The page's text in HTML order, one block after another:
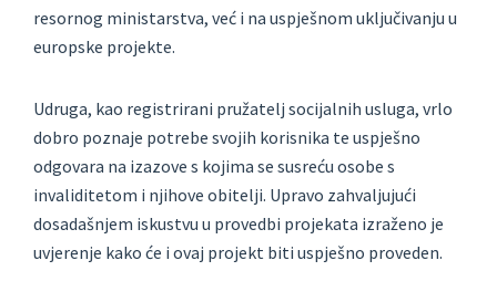
resornog ministarstva, već i na uspješnom uključivanju u
europske projekte.
Udruga, kao registrirani pružatelj socijalnih usluga, vrlo
dobro poznaje potrebe svojih korisnika te uspješno
odgovara na izazove s kojima se susreću osobe s
invaliditetom i njihove obitelji. Upravo zahvaljujući
dosadašnjem iskustvu u provedbi projekata izraženo je
uvjerenje kako će i ovaj projekt biti uspješno proveden.